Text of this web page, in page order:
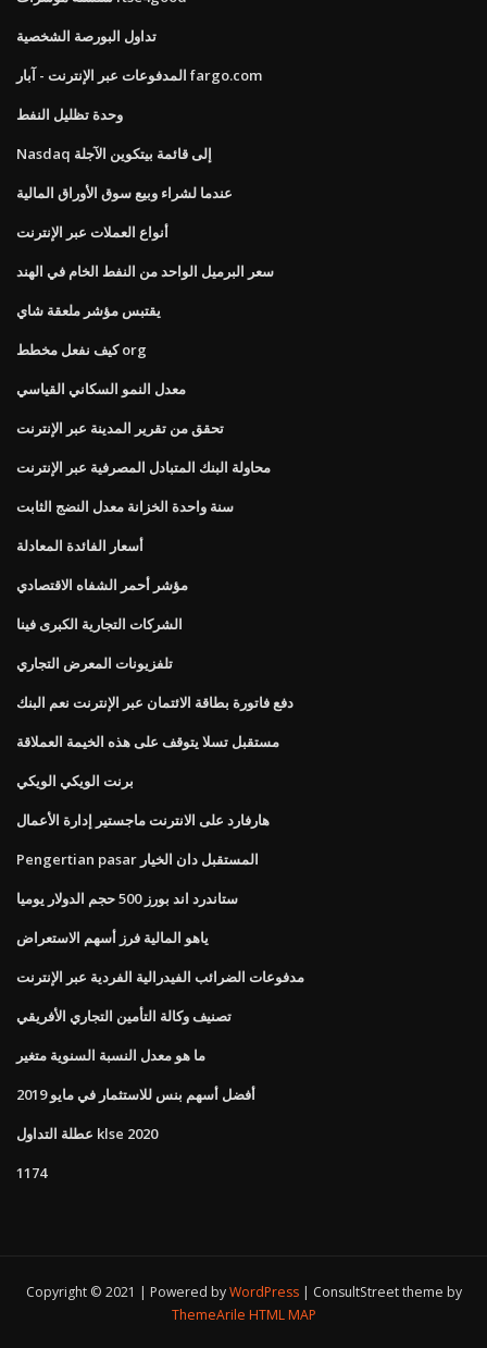
تداول البورصة الشخصية
المدفوعات عبر الإنترنت - آبار fargo.com
وحدة تظليل النفط
Nasdaq إلى قائمة بيتكوين الآجلة
عندما لشراء وبيع سوق الأوراق المالية
أنواع العملات عبر الإنترنت
سعر البرميل الواحد من النفط الخام في الهند
يقتبس مؤشر ملعقة شاي
كيف نفعل مخطط org
معدل النمو السكاني القياسي
تحقق من تقرير المدينة عبر الإنترنت
محاولة البنك المتبادل المصرفية عبر الإنترنت
سنة واحدة الخزانة معدل النضج الثابت
أسعار الفائدة المعادلة
مؤشر أحمر الشفاه الاقتصادي
الشركات التجارية الكبرى فينا
تلفزيونات المعرض التجاري
دفع فاتورة بطاقة الائتمان عبر الإنترنت نعم البنك
مستقبل تسلا يتوقف على هذه الخيمة العملاقة
برنت الويكي الويكي
هارفارد على الانترنت ماجستير إدارة الأعمال
Pengertian pasar المستقبل دان الخيار
ستاندرد اند بورز 500 حجم الدولار يوميا
ياهو المالية فرز أسهم الاستعراض
مدفوعات الضرائب الفيدرالية الفردية عبر الإنترنت
تصنيف وكالة التأمين التجاري الأفريقي
ما هو معدل النسبة السنوية متغير
أفضل أسهم بنس للاستثمار في مايو 2019
عطلة التداول klse 2020
1174
Copyright © 2021 | Powered byWordPress
ConsultStreet theme by
ThemeArile HTML MAP